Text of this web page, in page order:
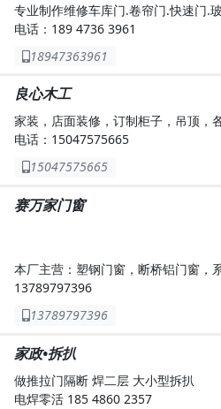
专业制作维修车库门.卷帘门.快速门.
电话：189 4736 3961
18947363961
良心木工
家装，店面装修，订制柜子，吊顶，
电话：15047575665
15047575665
赛万家门窗
本厂主营：塑钢门窗，断桥铝门窗，
13789797396
13789797396
家政•拆扒
做推拉门隔断 焊二层 大小型拆扒
电焊零活 185 4860 2357